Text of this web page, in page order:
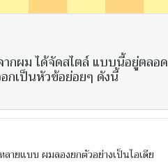
ากผม ได้จัดสไตล์ แบบนี้อยู่ตลอด
กเป็นหัวข้อย่อยๆ ดังนี้
ายแบบ ผมลองยกตัวอย่างเป็นไอเดีย